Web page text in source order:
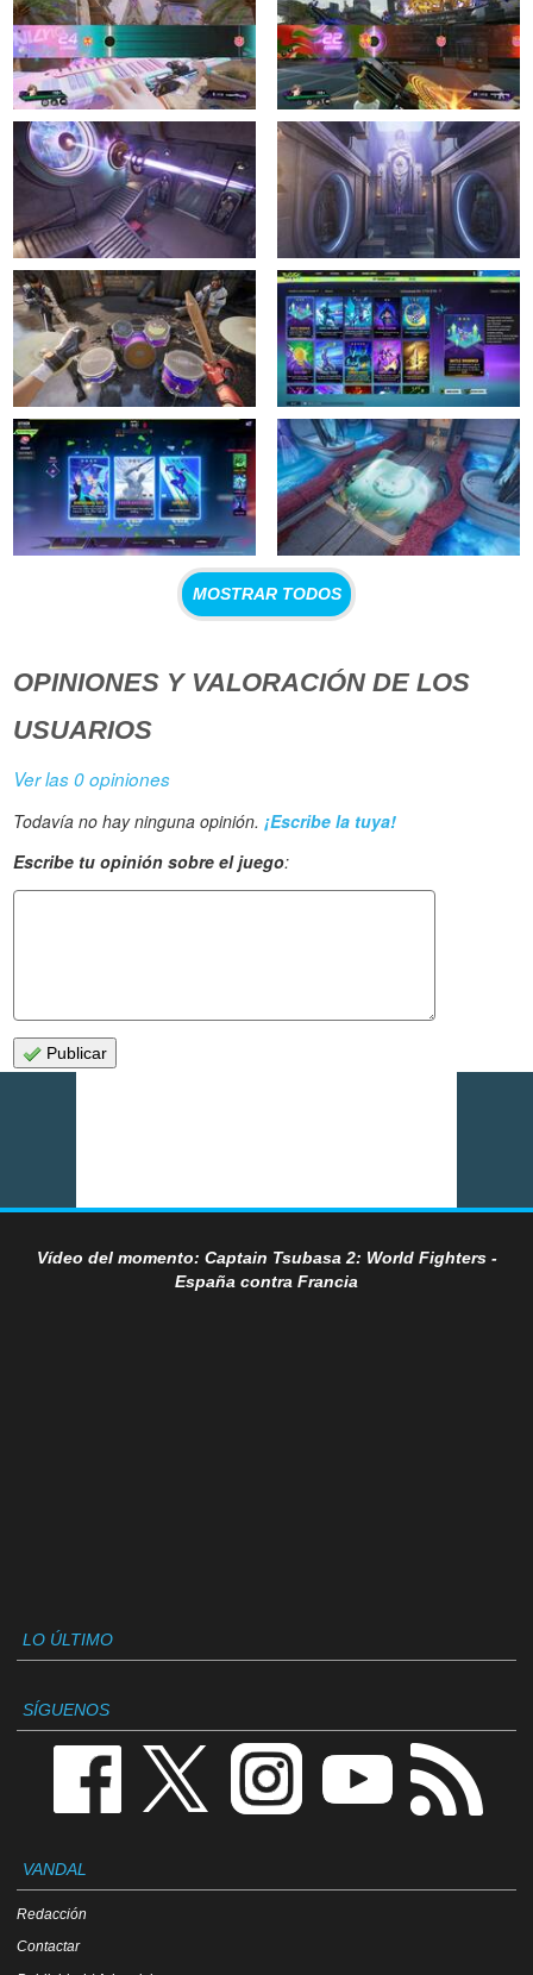
MOSTRAR TODOS
OPINIONES Y VALORACIÓN DE LOS
USUARIOS
Ver las 0 opiniones
Todavía no hay ninguna opinión. ¡Escribe la tuya!
Escribe tu opinión sobre el juego:
Publicar
Vídeo del momento: Captain Tsubasa 2: World Fighters -
España contra Francia
LO ÚLTIMO
SÍGUENOS
VANDAL
Redacción
Contactar